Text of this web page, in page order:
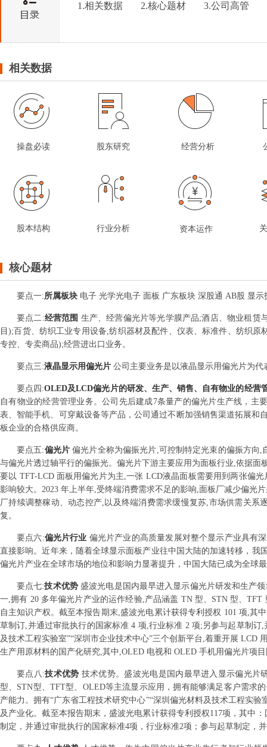
1.相关数据 2.核心题材 3.公司高管
相关数据
操盘必读 股东研究 经营分析
股本结构 行业分析 资本运作
核心题材
要点一:所属板块 电子 光学光电子 面板 广东板块 深股通 AB股 显
要点二:经营范围 生产、经营偏光片等光学膜产品;酒店、物业租赁
目);百货、纺织工业专用设备,纺织器材及配件、仪表、标准件、纺织
专控、专卖商品);经营进出口业务。
要点三:液晶显示用偏光片 公司主要业务是以液晶显示用偏光片为
要点 四 :OLED及LCD偏光片的研发、生产、销售、自有物业的经营
自有物业的经营管理业务。公司先后建成7条量产的偏光片生产线，
表、智能手机、可穿戴设备等产品，公司通过不断加强销售渠道拓展
板企业的合格供应商。
要点五:偏光片偏光片全称为偏振光片,可控制特定光束的偏振方向
与偏光片透过轴平行的偏振光。偏光片下游主要应用为面板行业,依据
要以 TFT-LCD 面板用偏光片为主,一张 LCD液晶面板需要用到两张偏
影响较大。2023 年上半年,受终端消费需求不足的影响,面板厂减少偏光
厂持续调整稼动、动态控产,以及终端消费需求缓慢复苏,市场供需关
复。
要点六:偏光片行业 偏光片产业的高质量发展对整个显示产业具有
直接影响。近年来，随着全球显示面板产业往中国大陆的加速转移，
偏光片产业在全球市场的地位和影响力显著提升，中国大陆已成为全球
要点七:技术优势盛波光电是国内最早进入显示偏光片研发和生产
一,拥有 20 多年偏光片产业的运作经验,产品涵盖 TN 型、STN 型、
自主知识产权。截至本报告期末,盛波光电累计获得专利授权 101 项,其
草制订,并通过审批执行的国家标准 4 项,行业标准 2 项;另参与起草制
及技术工程实验室”“深圳市企业技术中心”三个创新平台,着重开展
生产用原材料的国产化研究,其中,OLED 电视和 OLED 手机用偏光片项
要点 八 :技术优势 技术优势。盛波光电是国内最早进入显示偏光片
型、STN型、TFT型、OLED等主流显示应用，拥有能够满足客户需求
产能力。拥有“广东省工程技术研究中心”“深圳偏光材料及技术工程实
及产业化。截至本报告期末，盛波光电累计获得专利授权117项，其中
制定，并通过审批执行的国家标准4项，行业标准2项；参与起草制定，